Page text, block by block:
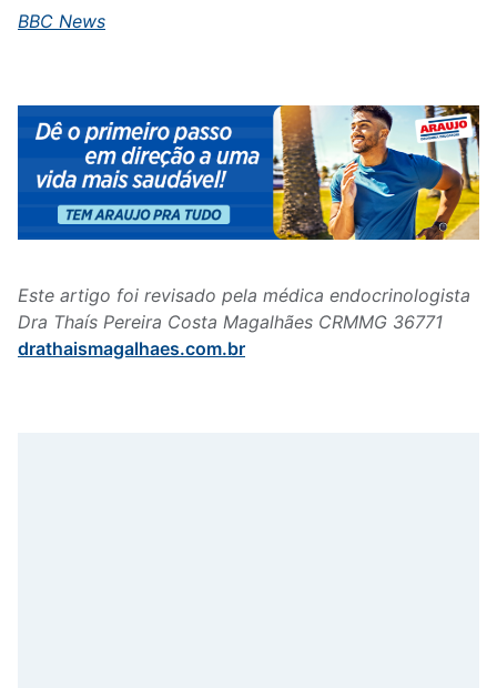
BBC News
Este artigo foi revisado pela médica endocrinologista
Dra Thaís Pereira Costa Magalhães CRMMG 36771
drathaismagalhaes.com.br